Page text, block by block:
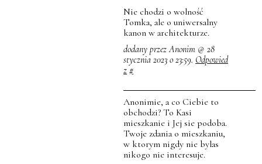
Nie chodzi o wolność
Tomka, ale o uniwersalny
kanon w architekturze.
dodany przez Anonim @ 28
stycznia 2023 o 23:59. Odpowied
z #
Anonimie, a co Ciebie to
obchodzi? To Kasi
mieszkanie i Jej sie podoba.
Twoje zdania o mieszkaniu,
w ktorym nigdy nie bylas
nikogo nie interesuje.